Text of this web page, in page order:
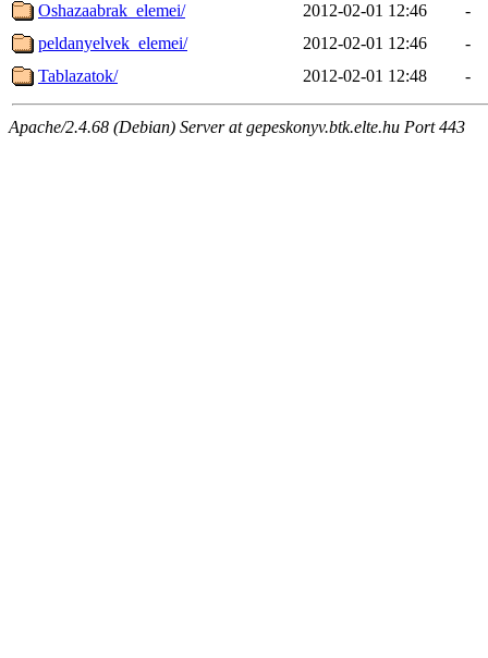
Oshazaabrak_elemei/ 2012-02-01 12:46
-
peldanyelvek_elemei/
2012-02-01 12:46
-
Tablazatok/
2012-02-01 12:48 -
Apache/2.4.68 (Debian) Server at gepeskonyv.btk.elte.hu Port 443